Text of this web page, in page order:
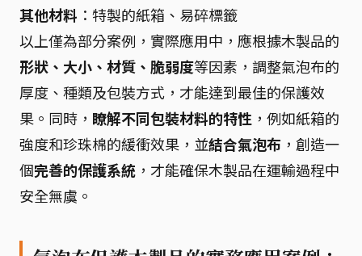
其他材料 ：特製的紙箱、易碎標籤
以上僅為部分案例，實際應用中，應根據木製品的
形狀、大小、材質、脆弱度等因素，調整氣泡布的
厚度、種類及包裝方式，才能達到最佳的保護效
果。同時， 瞭解不同包裝材料的特性 ，例如紙箱的
強度和珍珠棉的緩衝效果，並結合氣泡布 ，創造一
個完善的保護系統 ，才能確保木製品在運輸過程中
安全無虞。